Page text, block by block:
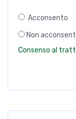
Acconsento
Non
Consenso al